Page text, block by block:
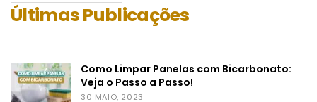
Últimas Publicações
Como Limpar Panelas com Bicarbonato:
Veja o Passo a Passo!
30 MAIO, 2023